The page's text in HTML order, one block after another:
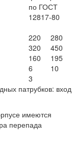
по ГОСТ
12817-80
220
280
320
450
160
195
6
10
3
патрубков: вход
имеются
перепада